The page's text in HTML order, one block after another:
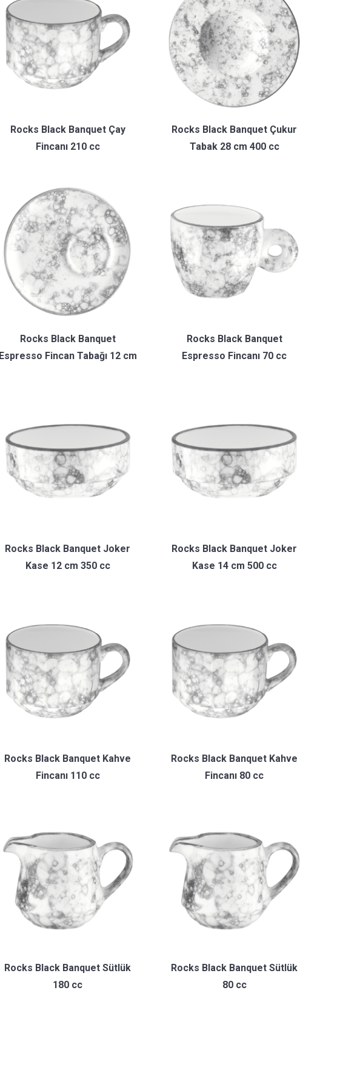
Rocks Black Banquet Çay
Fincanı 210 cc
Rocks Black Banquet Çukur
Tabak 28 cm 400 cc
Rocks Black Banquet
Espresso Fincan Tabağı 12 cm
Rocks Black Banquet
Espresso Fincanı 70 cc
Rocks Black Banquet Joker
Kase 12 cm 350 cc
Rocks Black Banquet Joker
Kase 14 cm 500 cc
Rocks Black Banquet Kahve
Fincanı 110 cc
Rocks Black Banquet Kahve
Fincanı 80 cc
Rocks Black Banquet Sütlük
180 cc
Rocks Black Banquet Sütlük
80 cc